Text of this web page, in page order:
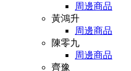
周邊商品
黃鴻升
周邊商品
陳零九
周邊商品
齊豫